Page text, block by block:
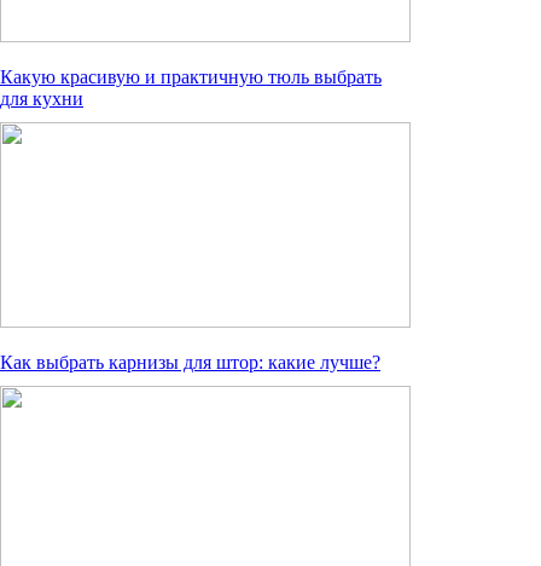
Какую красивую и практичную тюль выбрать
для кухни
Как выбрать карнизы для штор: какие лучше?